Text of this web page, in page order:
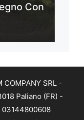
Con
SRL -
Paliano (FR) -
03144800608